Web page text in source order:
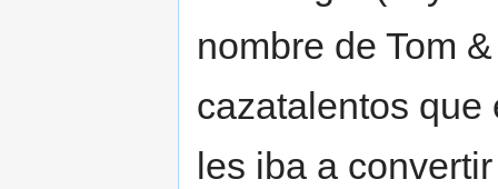
nombre de Tom
cazatalentos que
les iba a